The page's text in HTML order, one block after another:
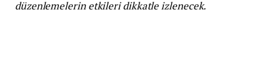
düzenlemelerin etkileri dikkatle izlenecek.